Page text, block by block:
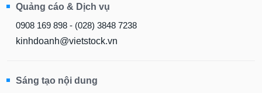
Quảng cáo & Dịch vụ
0908 169 898 - (028) 3848 7238
kinhdoanh@vietstock.vn
Sáng tạo nội dung